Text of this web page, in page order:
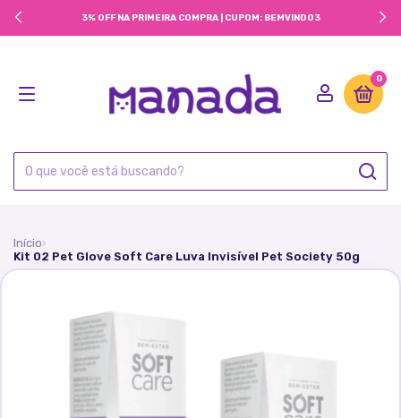
3% OFF NA PRIMEIRA COMPRA | CUPOM: BEMVINDO3
0
Início›
Kit 02 Pet Glove Soft Care Luva Invisível Pet Society 50g